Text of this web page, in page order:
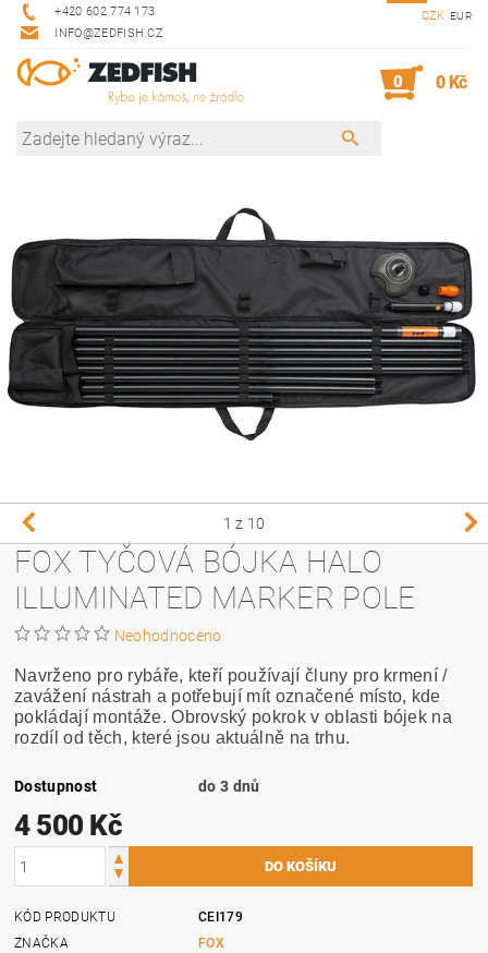
+420 602 774 173
INFO@ZEDFISH.CZ
CZK EUR
0 0 Kč
1 z 10
FOX TYČOVÁ BÓJKA HALO
ILLUMINATED MARKER POLE
Neohodnoceno
Navrženo pro rybáře, kteří používají čluny pro krmení /
zavážení nástrah a potřebují mít označené místo, kde
pokládají montáže. Obrovský pokrok v oblasti bójek na
rozdíl od těch, které jsou aktuálně na trhu.
Dostupnost do 3 dnů
4 500 Kč
KÓD PRODUKTU
CEI179
ZNAČKA
FOX